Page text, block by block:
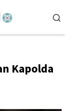
Kapolda